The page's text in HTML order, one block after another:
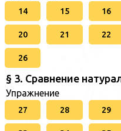
14 15 16
20 21 22
26
§ 3. Сравнение
Упражнение
27 28 29